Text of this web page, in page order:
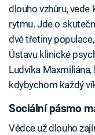
dlouho vzhůru,
rytmu. Jde o
dvě třetiny
Ústavu klinické
Ludvíka
kdybychom každý
Sociální pásmo
Vědce už dlouho